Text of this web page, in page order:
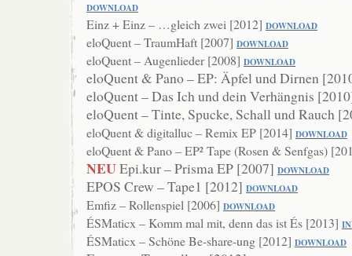
DOWNLOAD
Einz + Einz – …gleich zwei [2012] DOWNLOAD
eloQuent – TraumHaft [2007] DOWNLOAD
eloQuent – Augenlieder [2008] DOWNLOAD
eloQuent & Pano – EP: Äpfel und Dirnen
eloQuent – Das Ich und dein Verhängnis
eloQuent – Tinte, Spucke, Schall und Rauch
eloQuent & digitalluc – Remix EP [2014] DOWNLOAD
eloQuent & Pano – EP² Tape (Rosen & Senfgas)
NEUEpi.kur – Prisma EP [2007] DOWNLOAD
EPOS Crew – Tape1 [2012] DOWNLOAD
Emfiz – Rollenspiel [2006] DOWNLOAD
ÉSMaticx – Komm mal mit, denn das ist És [2013]
ÉSMaticx – Schöne Be-share-ung [2012] DOWNLOAD